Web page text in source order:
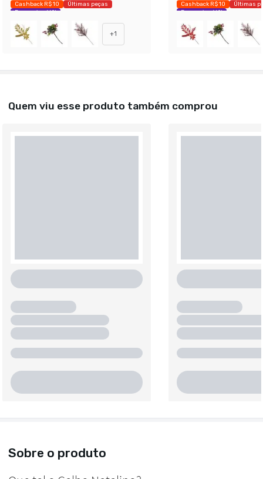
Cashback R$ 10
Últimas peças
Economize 66%
+1
Cashback R$ 10
Últimas
Economize 66%
Quem viu esse produto também comprou
Sobre o produto